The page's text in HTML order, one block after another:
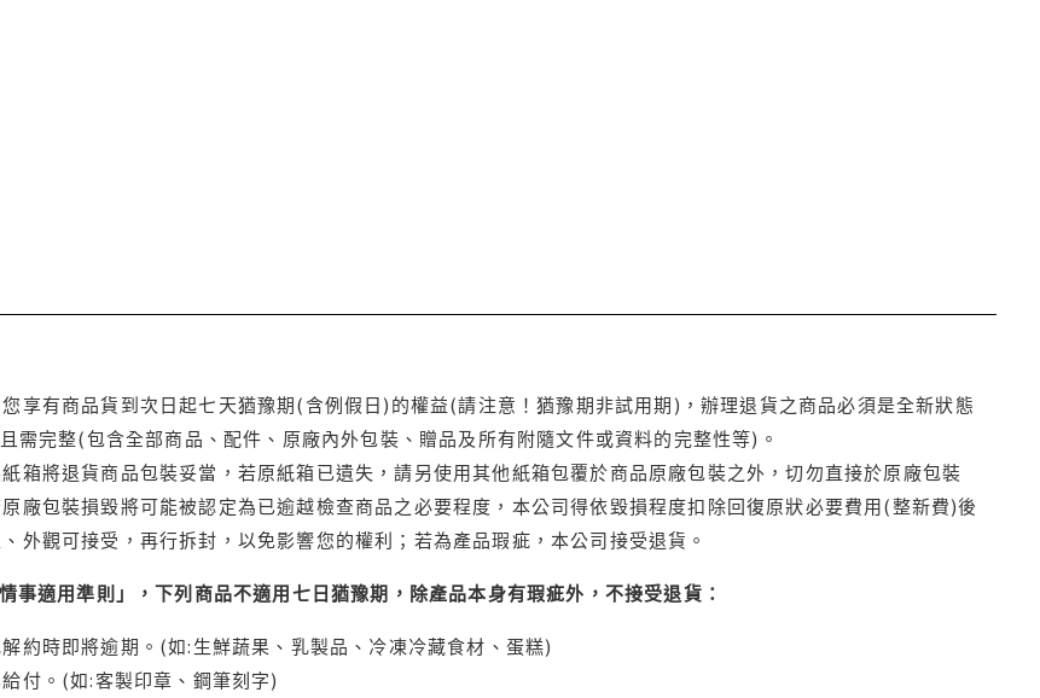
享有商品貨到次日起七天猶豫期(含例假日)的權益(請注意！猶豫期非試用期)，辦理退貨之商品必須是全新狀態
需完整(包含全部商品、配件、原廠內外包裝、贈品及所有附隨文件或資料的完整性等)。
箱將退貨商品包裝妥當，若原紙箱已遺失，請另使用其他紙箱包覆於商品原廠包裝之外，切勿直接於原廠包裝
廠包裝損毀將可能被認定為已逾越檢查商品之必要程度，本公司得依毀損程度扣除回復原狀必要費用(整新費)後
外觀可接受，再行拆封，以免影響您的權利；若為產品瑕疵，本公司接受退貨。
事適用準則」，下列商品不適用七日猶豫期，除產品本身有瑕疵外，不接受退貨：
約時即將逾期。(如:生鮮蔬果、乳製品、冷凍冷藏食材、蛋糕)
付。(如:客製印章、鋼筆刻字)